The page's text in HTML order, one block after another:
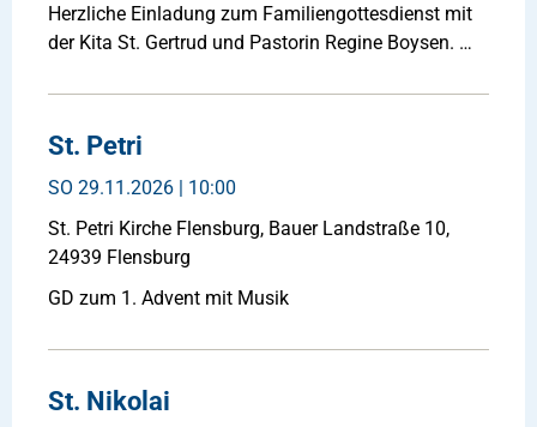
Herzliche Einladung zum Familiengottesdienst mit
der Kita St. Gertrud und Pastorin Regine Boysen. …
St. Petri
SO 29.11.2026 | 10:00
St. Petri Kirche Flensburg, Bauer Landstraße 10,
24939 Flensburg
GD zum 1. Advent mit Musik
St. Nikolai